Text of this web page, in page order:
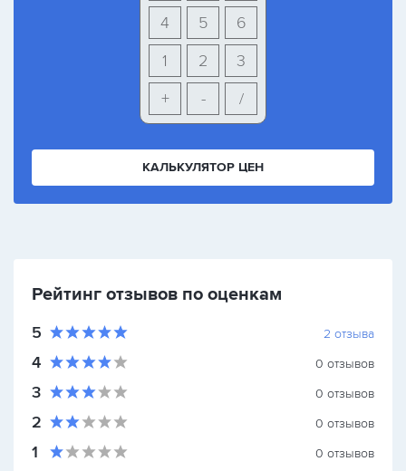
6
5
4
3
2
1
+
- /
КАЛЬКУЛЯТОР ЦЕН
Рейтинг отзывов по оценкам
5 2 отзыва
4 0 отзывов
3 0 отзывов
2 0 отзывов
1 0 отзывов